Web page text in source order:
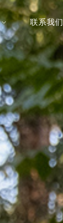
联系我们